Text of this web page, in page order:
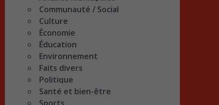
Communauté / Social
Culture
Économie
Éducation
Environnement
Faits divers
Politique
Santé et bien-être